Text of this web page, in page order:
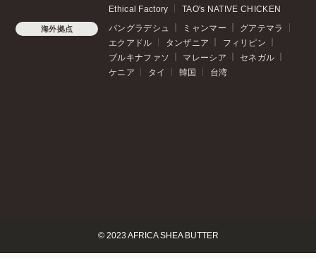
Ethical Factory
TAO's NATIVE CHICKEN
海外拠点 バングラデシュ ミャンマー
グアテマラ
エクアドル
タンザニア
フィリピン
ブルキナファソ
マレーシア
セネガル
ケニア
タイ 韓国 台湾
© 2023 AFRICA SHEA BUTTER